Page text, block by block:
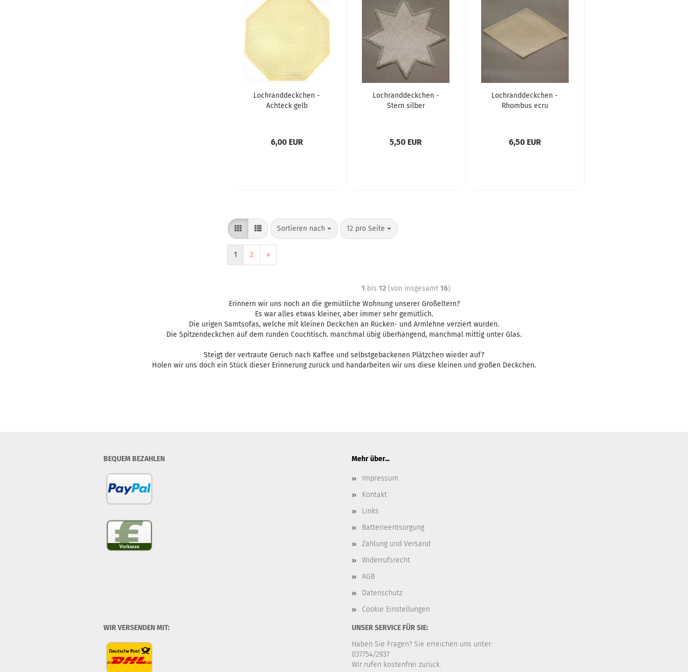
Lochranddeckchen -
Achteck gelb
6,00 EUR
Lochranddeckchen -
Stern silber
5,50 EUR
Lochranddeckchen -
Rhombus ecru
6,50 EUR
Sortieren nach 12 pro Seite
1 2 »
1 bis12 (von insgesamt16)
Erinnern wir uns noch an die gemütliche Wohnung unserer Großeltern?
Es war alles etwas kleiner, aber immer sehr gemütlich.
Die urigen Samtsofas, welche mit kleinen Deckchen an Rücken- und Armlehne verziert wurden.
Die Spitzendeckchen auf dem runden Couchtisch. manchmal übig überhängend, manchmal mittig unter Glas.
Steigt der vertraute Geruch nach Kaffee und selbstgebackenen Plätzchen wieder auf?
Holen wir uns doch ein Stück dieser Erinnerung zurück und handarbeiten wir uns diese kleinen und großen Deckchen.
BEQUEM BEZAHLEN Mehr über...
Impressum
Kontakt
Links
Batterieentsorgung
Zahlung und Versand
Widerrufsrecht
AGB
Datenschutz
Cookie Einstellungen
WIR VERSENDEN MIT:
UNSER SERVICE FÜR SIE:
Haben Sie Fragen? Sie erreichen uns unter:
037754/2937
Wir rufen kostenfrei zurück.